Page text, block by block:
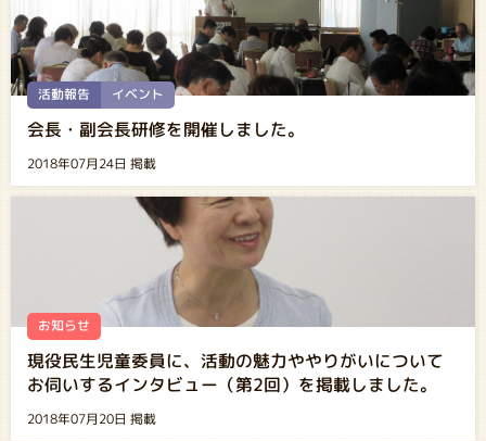
会長・副会長研修を開催しました。
活動報告 イベント
2018年07月24日 掲載
現役民生児童委員に、活動の魅力ややりがいについて
お伺いするインタビュー（第2回）を掲載しました。
お知らせ
2018年07月20日 掲載